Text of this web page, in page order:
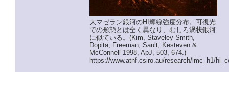
大マゼラン銀河のHI輝線強度分布。可視光
での形態とは全く異なり、むしろ渦状銀河
に似ている。(Kim, Staveley-Smith,
Dopita, Freeman, Sault, Kesteven &
McConnell 1998, ApJ, 503, 674.)
https://www.atnf.csiro.au/research/lmc_h1/